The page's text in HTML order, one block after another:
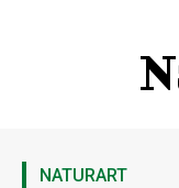
NATURART